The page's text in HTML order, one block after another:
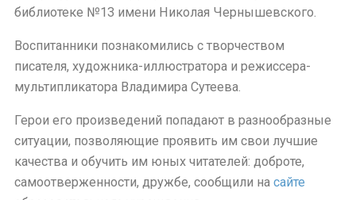
библиотеке №13 имени Николая Чернышевского.
Воспитанники познакомились с творчеством
писателя, художника-иллюстратора и режиссера-
мультипликатора Владимира Сутеева.
Герои его произведений попадают в разнообразные
ситуации, позволяющие проявить им свои лучшие
качества и обучить им юных читателей: доброте,
самоотверженности, дружбе, сообщили на сайте